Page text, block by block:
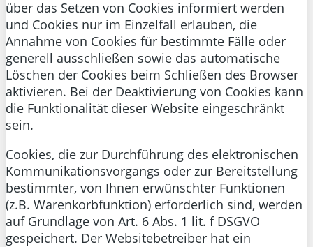
über das Setzen von Cookies informiert werden
und Cookies nur im Einzelfall erlauben, die
Annahme von Cookies für bestimmte Fälle oder
generell ausschließen sowie das automatische
Löschen der Cookies beim Schließen des Browser
aktivieren. Bei der Deaktivierung von Cookies kann
die Funktionalität dieser Website eingeschränkt
sein.
Cookies, die zur Durchführung des elektronischen
Kommunikationsvorgangs oder zur Bereitstellung
bestimmter, von Ihnen erwünschter Funktionen
(z.B. Warenkorbfunktion) erforderlich sind, werden
auf Grundlage von Art. 6 Abs. 1 lit. f DSGVO
gespeichert. Der Websitebetreiber hat ein